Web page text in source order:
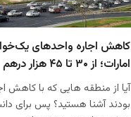
کاهش اجاره واحدهای
امارات؛ از ۳۰ تا ۴۵ هزار درهم
آیا از منطقه هایی که با کاهش
بودند آشنا هستید؟ پس برای